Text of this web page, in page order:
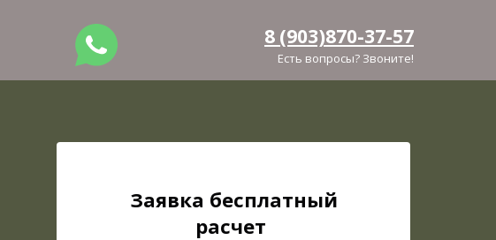
8 (903)870-37-57
Есть вопросы? Звоните!
Заявка бесплатный
расчет